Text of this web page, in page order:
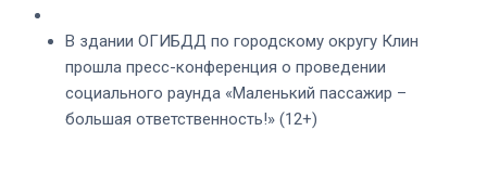
В здании ОГИБДД по городскому округу Клин
прошла пресс-конференция о проведении
социального раунда «Маленький пассажир –
большая ответственность!» (12+)